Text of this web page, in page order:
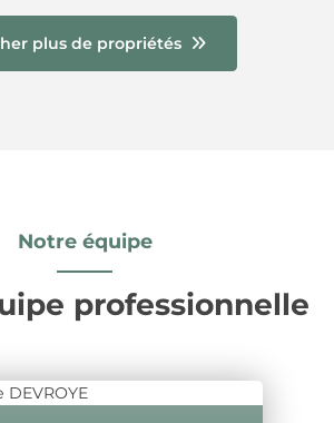
plus de propriétés
Notre équipe
professionnelle